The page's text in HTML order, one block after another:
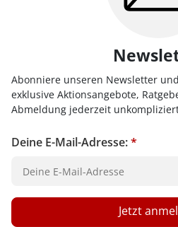
Abonniere unseren Newsletter
exklusive Aktionsangebote,
Abmeldung jederzeit
Deine E-Mail-Adresse:*
Jetzt